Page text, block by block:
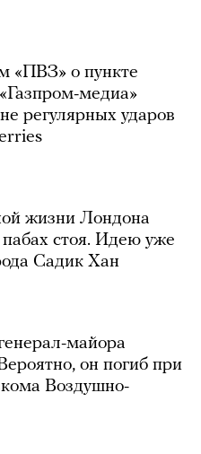
«ПВЗ» о пункте
медиа»
регулярных ударов
жизни Лондона
пабах стоя. Идею уже
Садик Хан
майора
он погиб при
Воздушно-